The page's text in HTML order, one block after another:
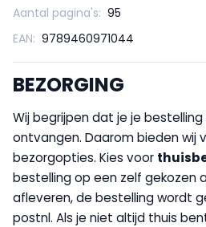
Aantal pagina's: 95
EAN: 9789460971044
BEZORGING
Wij begrijpen dat je je
ontvangen. Daarom bieden wij
bezorgopties. Kies voor
bestelling op een zelf gekozen
afleveren, de bestelling wordt
postnl. Als je niet altijd thuis